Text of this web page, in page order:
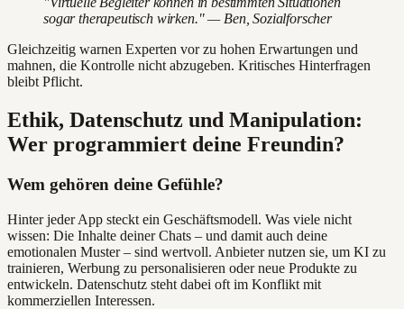
sogar therapeutisch wirken." — Ben, Sozialforscher
Gleichzeitig warnen Experten vor zu hohen Erwartungen und
mahnen, die Kontrolle nicht abzugeben. Kritisches Hinterfragen
bleibt Pflicht.
Ethik, Datenschutz und Manipulation:
Wer programmiert deine Freundin?
Wem gehören deine Gefühle?
Hinter jeder App steckt ein Geschäftsmodell. Was viele nicht
wissen: Die Inhalte deiner Chats – und damit auch deine
emotionalen Muster – sind wertvoll. Anbieter nutzen sie, um KI zu
trainieren, Werbung zu personalisieren oder neue Produkte zu
entwickeln. Datenschutz steht dabei oft im Konflikt mit
kommerziellen Interessen.